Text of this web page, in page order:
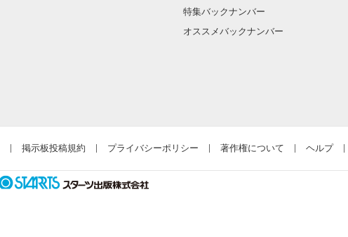
特集バックナンバー
オススメバックナンバー
掲示板投稿規約 プライバシーポリシー 著作権について ヘルプ